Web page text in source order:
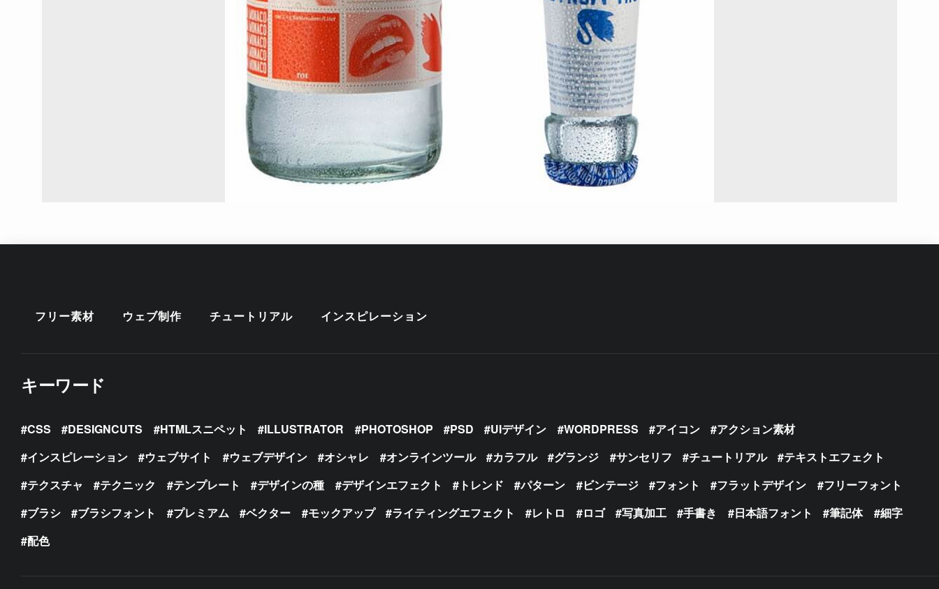
フリー素材 ウェブ制作 チュートリアル インスピレーション
キーワード
CSS DESIGNCUTS HTMLスニペット ILLUSTRATOR PHOTOSHOP PSD UIデザイン WORDPRESS アイコン
アクション素材
インスピレーション
ウェブサイト ウェブデザイン オシャレ オンラインツール カラフル グランジ サンセリフ チュートリアル
テキストエフェクト
テクスチャ
テクニック テンプレート デザインの種 デザインエフェクト トレンド パターン ビンテージ フォント フラットデザイン
フリーフォント
ブラシ
ブラシフォント プレミアム ベクター モックアップ ライティングエフェクト レトロ ロゴ 写真加工 手書き 日本語フォント 筆記体
細字
配色